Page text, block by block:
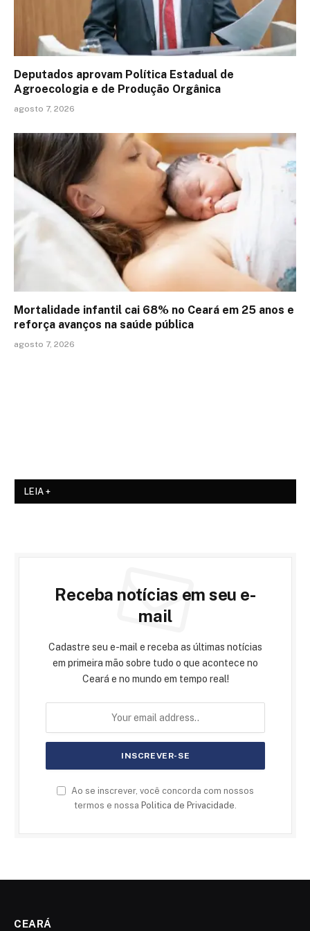
Deputados aprovam Política Estadual de
Agroecologia e de Produção Orgânica
agosto 7, 2026
Mortalidade infantil cai 68% no Ceará em 25 anos e
reforça avanços na saúde pública
agosto 7, 2026
LEIA +
Receba notícias em seu e-
mail
Cadastre seu e-mail e receba as últimas notícias
em primeira mão sobre tudo o que acontece no
Ceará e no mundo em tempo real!
Ao se inscrever, você concorda com nossos
termos e nossa Politica de Privacidade.
CEARÁ